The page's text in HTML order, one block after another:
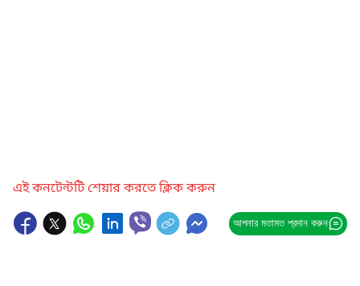
এই কনটেন্টটি শেয়ার করতে ক্লিক করুন
আপনার মতামত প্রদান করুন